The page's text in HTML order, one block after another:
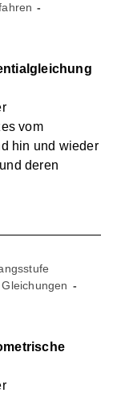
vom
hin und wieder
deren